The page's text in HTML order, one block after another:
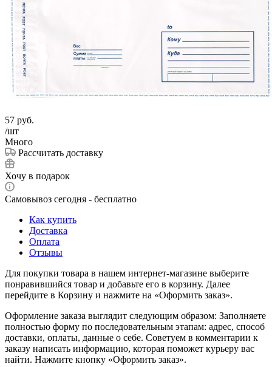
57 руб.
/шт
Много
Рассчитать доставку
Хочу в подарок
Самовывоз сегодня - бесплатно
Как купить
Доставка
Оплата
Отзывы
Для покупки товара в нашем интернет-магазине выберите
понравившийся товар и добавьте его в корзину. Далее
перейдите в Корзину и нажмите на «Оформить заказ».
Оформление заказа выглядит следующим образом: Заполняете
полностью форму по последовательным этапам: адрес, способ
доставки, оплаты, данные о себе. Советуем в комментарии к
заказу написать информацию, которая поможет курьеру вас
найти. Нажмите кнопку «Оформить заказ».